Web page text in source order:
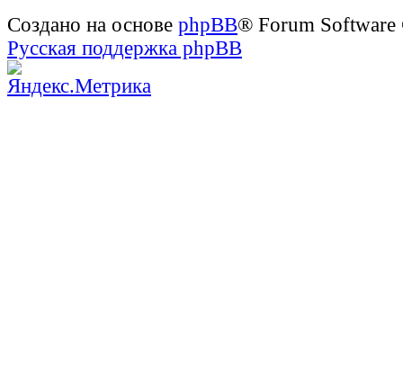
Создано на основе phpBB® Forum
Русская поддержка phpBB